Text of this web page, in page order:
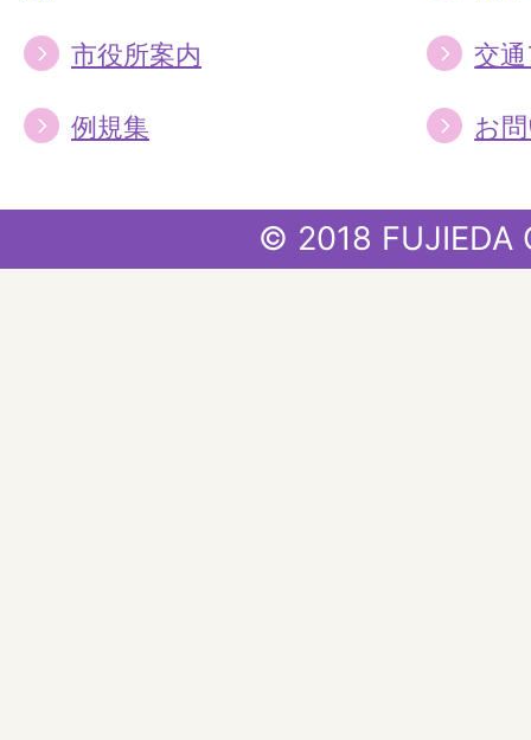
市役所案内 交
例規集 お
© 2018 FUJIEDA